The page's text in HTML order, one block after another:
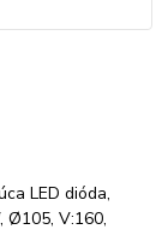
LED dióda,
Ø105, V:160,